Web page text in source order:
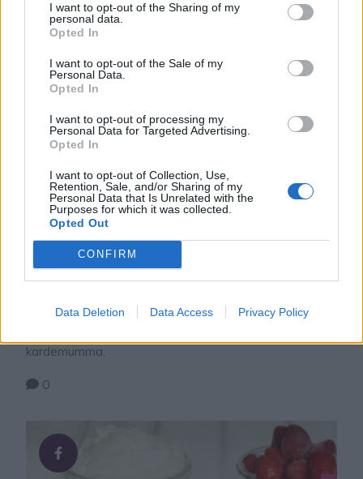
I want to opt-out of the Sharing of my
personal data.
Opted In
I want to opt-out of the Sale of my
Personal Data.
Opted In
I want to opt-out of processing my
Personal Data for Targeted Advertising.
Opted In
I want to opt-out of Collection, Use,
Retention, Sale, and/or Sharing of my
Personal Data that Is Unrelated with the
Purposes for which it was collected.
Opted Out
CONFIRM
Data Deletion Data Access Privacy Policy
ENKEL MOROTSKAKA
kardemumma.
0